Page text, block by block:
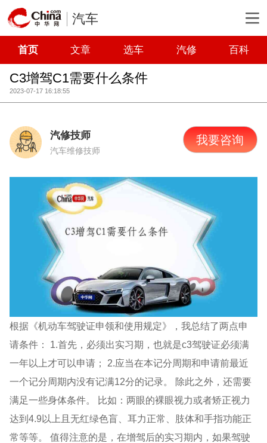
汽车
首页 文章 选车 汽修 百科
C3增驾C1需要什么条件
2023-07-17 16:18:55
汽修技师
汽车维修技师
我要咨询
根据《机动车驾驶证申领和使用规定》，我总结了两点申
请条件： 1.首先，必须出实习期，也就是c3驾驶证必须满
一年以上才可以申请； 2.应当在本记分周期和申请前最近
一个记分周期内没有记满12分的记录。 除此之外，还需要
满足一些身体条件。 比如：两眼的裸眼视力或者矫正视力
达到4.9以上且无红绿色盲、耳力正常、肢体和手指功能正
常等等。 值得注意的是，在增驾后的实习期内，如果驾驶